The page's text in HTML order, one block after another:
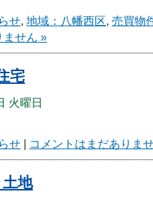
せ, 地域：八幡西区, 売買物
ません »
宅
火曜日
せ | コメントはまだありま
地